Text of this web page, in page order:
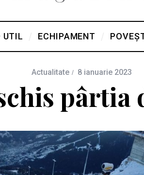
UTIL ECHIPAMENT
Actualitate 8 ianuarie 2023
pârtia